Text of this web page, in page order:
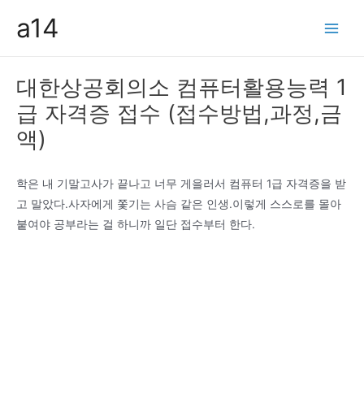
a14
대한상공회의소 컴퓨터활용능력 1
급 자격증 접수 (접수방법,과정,금
액)
학은 내 기말고사가 끝나고 너무 게을러서 컴퓨터 1급 자격증을 받
고 말았다.사자에게 쫓기는 사슴 같은 인생.이렇게 스스로를 몰아
붙여야 공부라는 걸 하니까 일단 접수부터 한다.